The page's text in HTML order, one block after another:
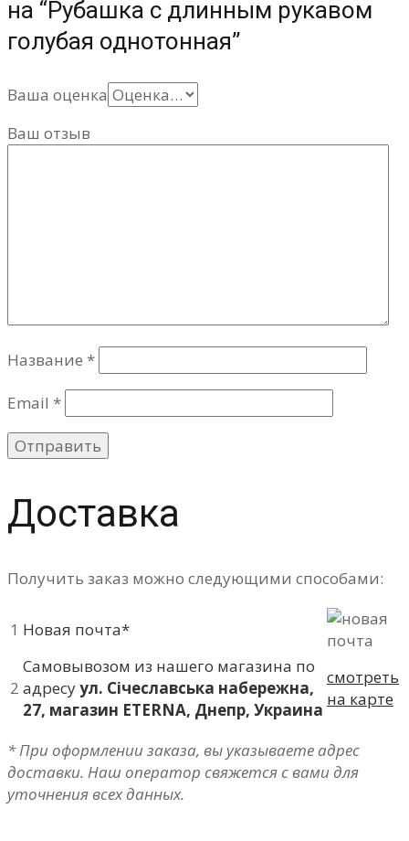
на “Рубашка с длинным рукавом
голубая однотонная”
Ваша оценка
Ваш отзыв
Название *
Email *
Доставка
Получить заказ можно следующими способами:
1 Новая почта*
2
Самовывозом из нашего магазина по
адресуул. Січеславська набережна,
27, магазин ETERNA, Днепр, Украина
смотреть
на карте
* При оформлении заказа, вы указываете адрес
доставки. Наш оператор свяжется с вами для
уточнения всех данных.